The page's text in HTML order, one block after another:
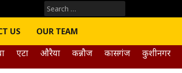
Search
for:
US OUR TEAM
एटा औरैया कन्नौज कासगंज कुशीनगर